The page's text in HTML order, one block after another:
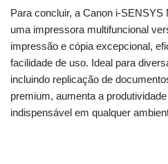
Para concluir, a Canon i-
uma impressora multifuncional
impressão e cópia excepcional,
facilidade de uso. Ideal para
incluindo replicação de
premium, aumenta a
indispensável em qualquer